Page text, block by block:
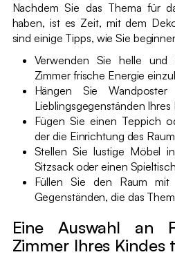
Nachdem Sie das Thema für
haben, ist es Zeit, mit dem
sind einige Tipps, wie Sie
Verwenden Sie helle
Zimmer frische Energie
Hängen Sie
Lieblingsgegenständen Ihres
Fügen Sie einen Teppich
der die Einrichtung des
Stellen Sie lustige Möbel
Sitzsack oder einen
Füllen Sie den Raum mit
Gegenständen, die das
Eine Auswahl an
Zimmer Ihres Kindes